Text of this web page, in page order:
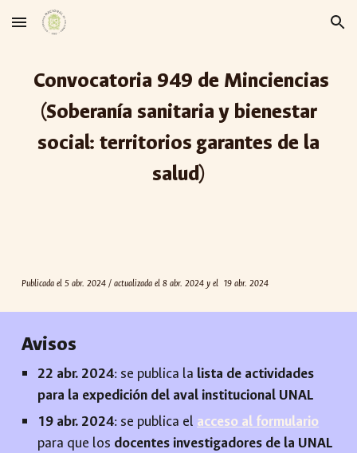
Skip to main content Skip to navigation
Convocatoria 949 de Minciencias
(Soberanía sanitaria y bienestar
social: territorios garantes de la
salud)
Publicada el5 abr. 2024 / actualizada el 8 abr. 2024 y el 19 abr. 2024
Avisos
22 abr. 2024: se publica la lista de actividades
para la expedición del aval institucional UNAL
19 abr. 2024: se publica el acceso al formulario
para que los docentes investigadores de la UNAL